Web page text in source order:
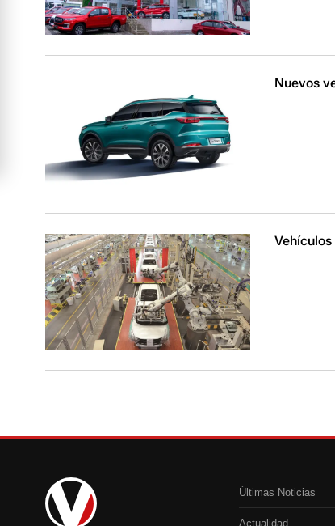
Nuevos
Últimas Noticias
Actualidad